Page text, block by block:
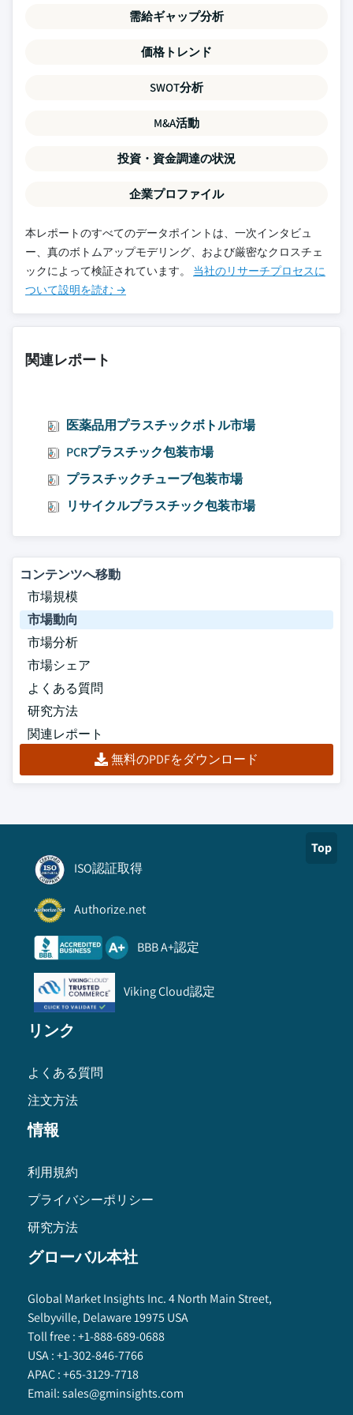
需給ギャップ分析
価格トレンド
SWOT分析
M&A活動
投資・資金調達の状況
企業プロファイル
本レポートのすべてのデータポイントは、一次インタビュ
ー、真のボトムアップモデリング、および厳密なクロスチェ
ックによって検証されています。 当社のリサーチプロセスに
ついて設明を読む →
関連レポート
医薬品用プラスチックボトル市場
PCRプラスチック包装市場
プラスチックチューブ包装市場
リサイクルプラスチック包装市場
コンテンツへ移動
市場規模
市場動向
市場分析
市場シェア
よくある質問
研究方法
関連レポート
無料のPDFをダウンロード
Top
ISO認証取得
Authorize.net
BBB A+認定
Viking Cloud認定
リンク
よくある質問
注文方法
情報
利用規約
プライバシーポリシー
研究方法
グローバル本社
Global Market Insights Inc. 4 North Main Street,
Selbyville, Delaware 19975 USA
Toll free :+1-888-689-0688
USA :+1-302-846-7766
APAC :+65-3129-7718
Email:sales@gminsights.com